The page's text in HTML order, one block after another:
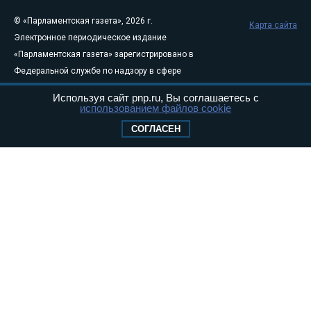
© «Парламентская газета», 2026 г.
Электронное периодическое издание
«Парламентская газета» зарегистрировано в
Федеральной службе по надзору в сфере
связи, информационных технологий и
массовых коммуникаций (Роскомнадзор) 05
Свидетельство о регистрации Эл № ФС77-
Карта сайта
Используя сайт pnp.ru, Вы соглашаетесь с
использованием файлов cookie
СОГЛАСЕН